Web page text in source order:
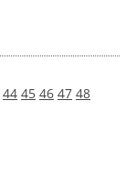
44 45 46 47 48